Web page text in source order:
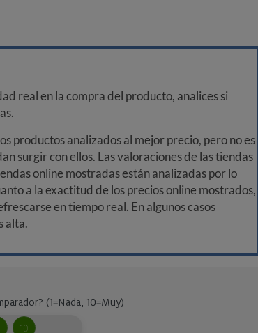
real en la compra del producto, analices si
productos analizados al mejor precio, pero no es
surgir con ellos. Las valoraciones de las tiendas
online mostradas están analizadas por lo
a la exactitud de los precios online mostrados,
en tiempo real. En algunos casos
alta.